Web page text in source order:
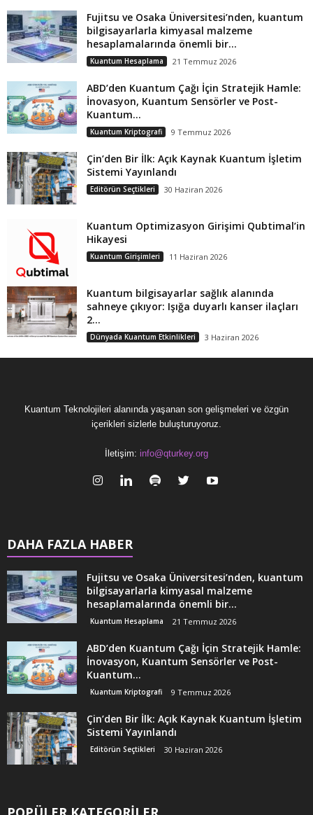
Fujitsu ve Osaka Üniversitesi’nden, kuantum
bilgisayarlarla kimyasal malzeme
hesaplamalarında önemli bir...
Kuantum Hesaplama 21 Temmuz 2026
ABD’den Kuantum Çağı İçin Stratejik Hamle:
İnovasyon, Kuantum Sensörler ve Post-
Kuantum...
Kuantum Kriptografi 9 Temmuz 2026
Çin’den Bir İlk: Açık Kaynak Kuantum İşletim
Sistemi Yayınlandı
Editörün Seçtikleri 30 Haziran 2026
Kuantum Optimizasyon Girişimi Qubtimal’in
Hikayesi
Kuantum Girişimleri 11 Haziran 2026
Kuantum bilgisayarlar sağlık alanında
sahneye çıkıyor: Işığa duyarlı kanser ilaçları
2...
Dünyada Kuantum Etkinlikleri 3 Haziran 2026
Kuantum Teknolojileri alanında yaşanan son gelişmeleri ve özgün
içerikleri sizlerle buluşturuyoruz.
İletişim: info@qturkey.org
DAHA FAZLA HABER
Fujitsu ve Osaka Üniversitesi’nden, kuantum
bilgisayarlarla kimyasal malzeme
hesaplamalarında önemli bir...
Kuantum Hesaplama 21 Temmuz 2026
ABD’den Kuantum Çağı İçin Stratejik Hamle:
İnovasyon, Kuantum Sensörler ve Post-
Kuantum...
Kuantum Kriptografi 9 Temmuz 2026
Çin’den Bir İlk: Açık Kaynak Kuantum İşletim
Sistemi Yayınlandı
Editörün Seçtikleri 30 Haziran 2026